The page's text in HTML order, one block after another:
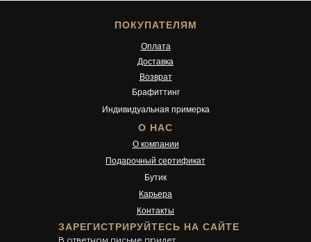
ПОКУПАТЕЛЯМ
О НАС
ЗАРЕГИСТРИРУЙТЕСЬ НА САЙТЕ
В ответном письме придет
Оплата
Доставка
Брафиттинг
Индивидуальная примерка
Возврат
Подарочный сертификат
О компании
Бутик
Карьера
Контакты